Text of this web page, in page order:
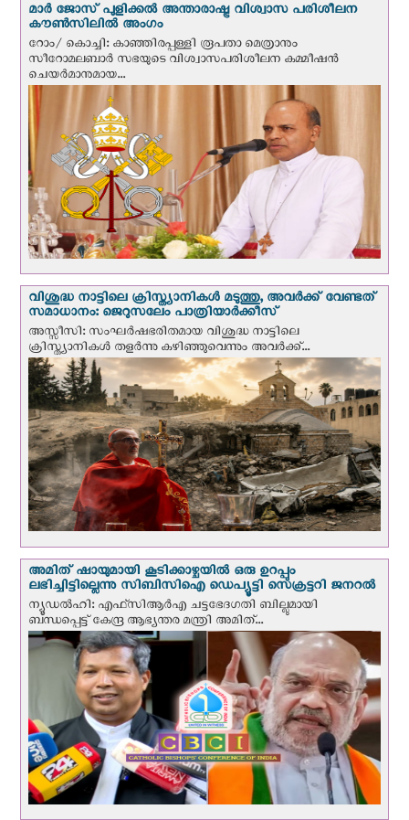
മാർ ജോസ് പുളിക്കൽ അന്താരാഷ്ട്ര വിശ്വാസ പരിശീലന
കൗൺസിലിൽ അംഗം
റോം/ കൊച്ചി: കാഞ്ഞിരപ്പള്ളി രൂപതാ മെത്രാനും
സീറോമലബാർ സഭയുടെ വിശ്വാസപരിശീലന കമ്മീഷൻ
ചെയർമാനുമായ...
വിശുദ്ധ നാട്ടിലെ ക്രിസ്ത്യാനികൾ മടുത്തു, അവർക്ക് വേണ്ടത്
സമാധാനം: ജെറുസലേം പാത്രിയാര്‍ക്കീസ്
അസ്സീസി: സംഘര്‍ഷഭരിതമായ വിശുദ്ധ നാട്ടിലെ
ക്രിസ്ത്യാനികൾ തളര്‍ന്നു കഴിഞ്ഞുവെന്നും അവർക്ക്...
അമിത് ഷായുമായി കൂടിക്കാഴ്ചയില്‍ ഒരു ഉറപ്പും
ലഭിച്ചിട്ടില്ലെന്നു സിബിസിഐ ഡെപ്യൂട്ടി സെക്രട്ടറി ജനറല്‍
ന്യൂഡല്‍ഹി: എഫ്‌സിആര്‍എ ചട്ടഭേദഗതി ബില്ലുമായി
ബന്ധപ്പെട്ട് കേന്ദ്ര ആഭ്യന്തര മന്ത്രി അമിത്...